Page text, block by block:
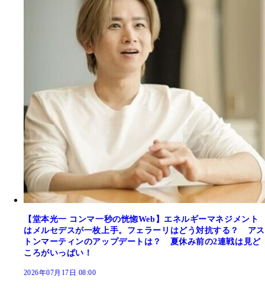
【堂本光一 コンマ一秒の恍惚Web】エネルギーマネジメント
はメルセデスが一枚上手。フェラーリはどう対抗する？ アス
トンマーティンのアップデートは？ 夏休み前の2連戦は見ど
ころがいっぱい！
2026年07月17日 08:00